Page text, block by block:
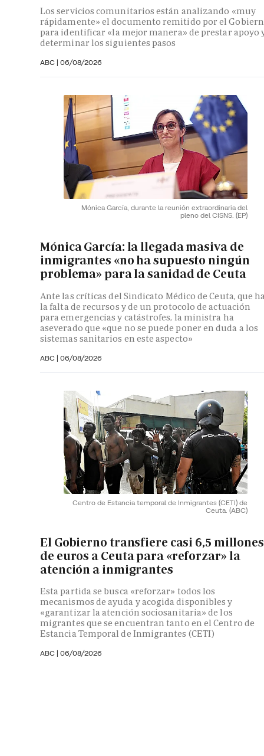
Los servicios comunitarios están analizando «muy
rápidamente» el documento remitido por el
para identificar «la mejor manera» de prestar apoyo
determinar los siguientes pasos
ABC | 06/08/2026
Mónica García, durante la reunión extraordinaria del
pleno del CISNS. (EP)
Mónica García: la llegada masiva de
inmigrantes «no ha supuesto ningún
problema» para la sanidad de Ceuta
Ante las críticas del Sindicato Médico de Ceuta, que
la falta de recursos y de un protocolo de actuación
para emergencias y catástrofes, la ministra ha
aseverado que «que no se puede poner en duda a los
sistemas sanitarios en este aspecto»
ABC | 06/08/2026
Centro de Estancia temporal de Inmigrantes (CETI) de
Ceuta. (ABC)
El Gobierno transfiere casi 6,5 millones
de euros a Ceuta para «reforzar» la
atención a inmigrantes
Esta partida se busca «reforzar» todos los
mecanismos de ayuda y acogida disponibles y
«garantizar la atención sociosanitaria» de los
migrantes que se encuentran tanto en el Centro de
Estancia Temporal de Inmigrantes (CETI)
ABC | 06/08/2026